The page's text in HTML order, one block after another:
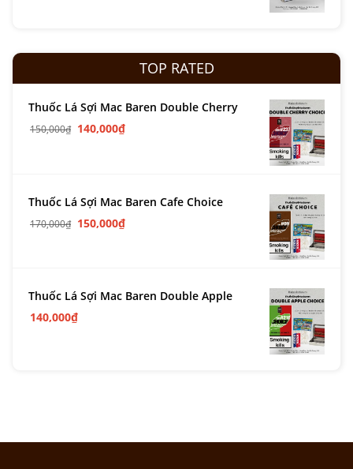
TOP RATED
Thuốc Lá Sợi Mac Baren Double Cherry
150,000₫ 140,000₫
Thuốc Lá Sợi Mac Baren Cafe Choice
170,000₫ 150,000₫
Thuốc Lá Sợi Mac Baren Double Apple
140,000₫